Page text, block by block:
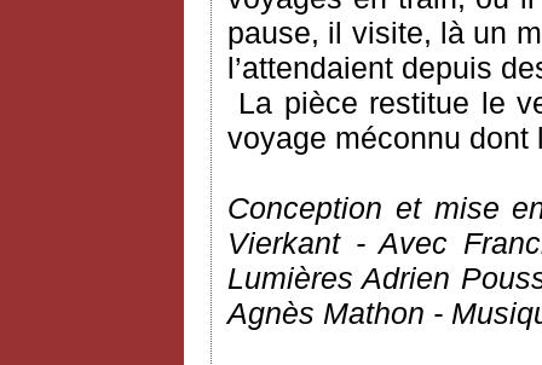
pause, il visite, là un
l’attendaient depuis
La pièce restitue le
voyage méconnu dont
Conception et mise
Vierkant - Avec
Lumières Adrien
Agnès Mathon -